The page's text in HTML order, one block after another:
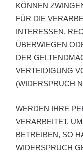
KÖNNEN
FÜR DIE
INTERESSEN,
ÜBERWIEGEN
DER
VERTEIDIGUNG
(WIDERSPRUCH
WERDEN IHRE
VERARBEITET,
BETREIBEN, SO
WIDERSPRUCH